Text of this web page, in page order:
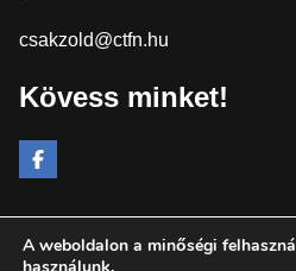
csakzold@ctfn.hu
Kövess minket!
Copyright © 2024 csakzold.hu.
A weboldalon a minőségi